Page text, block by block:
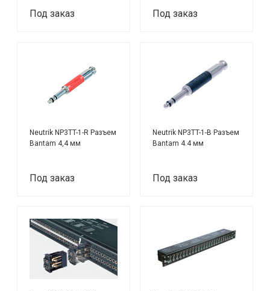
Под заказ Под заказ
Neutrik NP3TT-1-R Разъем
Bantam 4,4 мм
Под заказ
Neutrik NP3TT-1-B Разъем
Bantam 4.4 мм
Под заказ